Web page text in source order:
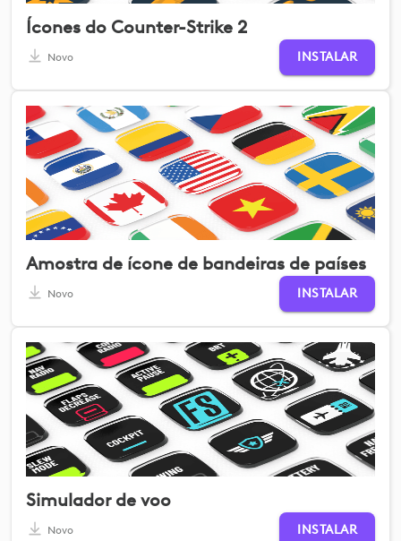
Ícones do Counter-Strike 2
Novo INSTALAR
Amostra de ícone de bandeiras de países
Novo INSTALAR
Simulador de voo
Novo INSTALAR